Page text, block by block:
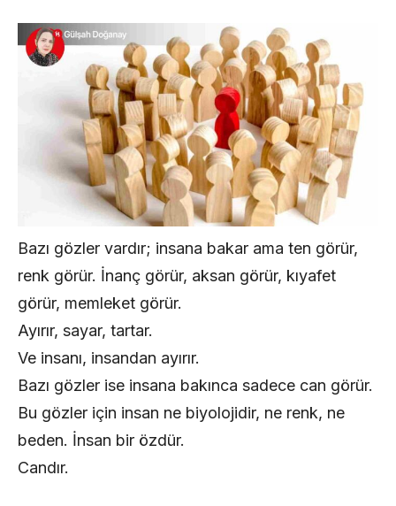
Bazı gözler vardır; insana bakar ama ten görür,
renk görür. İnanç görür, aksan görür, kıyafet
görür, memleket görür.
Ayırır, sayar, tartar.
Ve insanı, insandan ayırır.
Bazı gözler ise insana bakınca sadece can görür.
Bu gözler için insan ne biyolojidir, ne renk, ne
beden. İnsan bir özdür.
Candır.